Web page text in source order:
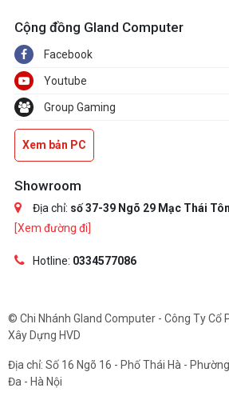
Cộng đồng Gland Computer
Facebook
Youtube
Group Gaming
Xem bản PC
Showroom
Địa chỉ: số 37-39 Ngõ 29 Mạc Thái
[Xem đường đi]
Hotline: 0334577086
© Chi Nhánh Gland Computer - Công Ty Cổ
Xây Dựng HVD
Địa chỉ: Số 16 Ngõ 16 - Phố Thái Hà -
Đa - Hà Nội